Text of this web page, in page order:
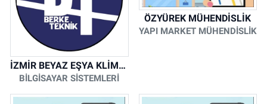
İZMİR BEYAZ EŞYA KLİMA KOMBİ SERVİSİ
BİLGİSAYAR SİSTEMLERİ
ÖZYÜREK MÜHENDİSLİK
YAPI MARKET MÜHENDİSLİK